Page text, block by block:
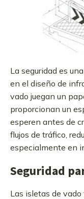
La seguridad es
en el diseño de
vado juegan un
proporcionan un
esperen antes de
flujos de tráfico,
especialmente en
Seguridad
Las isletas de